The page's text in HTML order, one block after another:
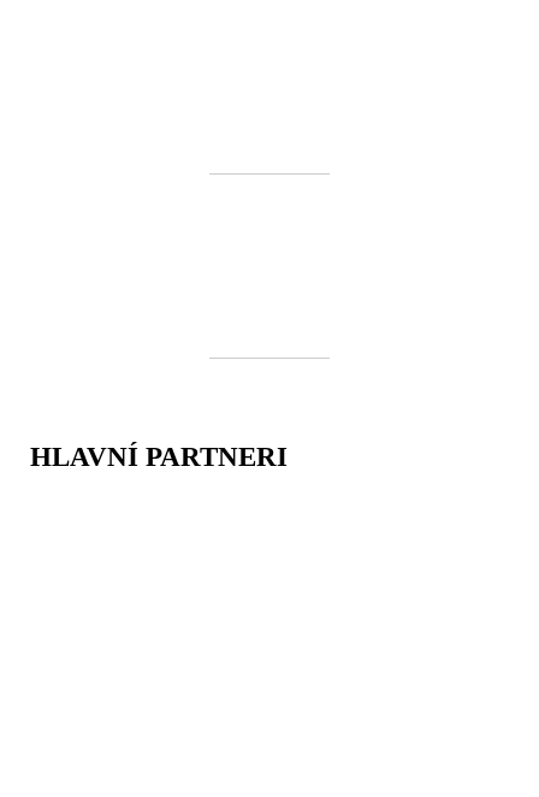
HLAVNÍ PARTNERI